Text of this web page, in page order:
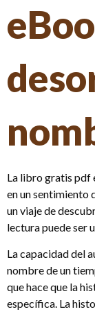
La libro gratis pdf
en un sentimiento
un viaje de
lectura puede ser
La capacidad del
nombre de un
que hace que la
específica. La